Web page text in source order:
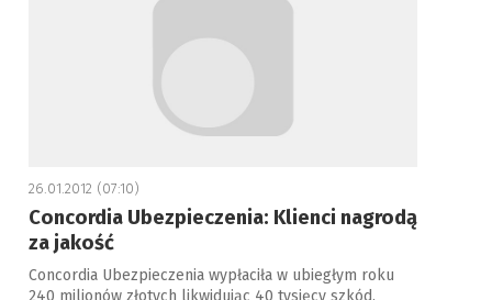
26.01.2012 (07:10)
Concordia Ubezpieczenia: Klienci nagrodą
za jakość
Concordia Ubezpieczenia wypłaciła w ubiegłym roku
240 milionów złotych likwidując 40 tysięcy szkód.